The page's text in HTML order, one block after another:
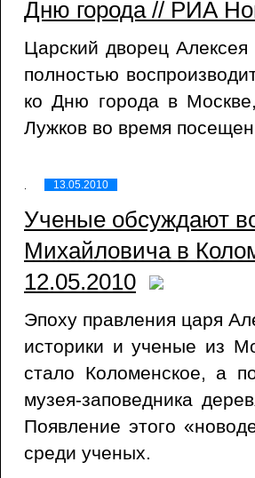
Дню города // РИА
Царский дворец
полностью
ко Дню города в
Лужков во время
13.05.2010
Ученые обсуждают
Михайловича в
12.05.2010
Эпоху правления царя
историки и ученые из
стало Коломенское, а
музея-заповедника
Появление этого
среди ученых.